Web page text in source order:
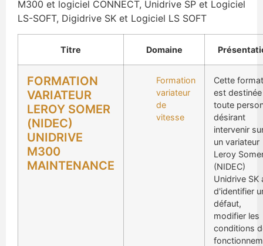
M300 et logiciel CONNECT, Unidrive SP et Logiciel
LS-SOFT, Digidrive SK et Logiciel LS SOFT
Titre Domaine
FORMATION
VARIATEUR
LEROY SOMER
(NIDEC)
UNIDRIVE
M300
MAINTENANCE
Formation
variateur
de
vitesse
Cette
est
toute
désirant
intervenir
un variateur
Leroy
(NIDEC)
Unidrive SK
d'identifier
défaut,
modifier les
conditions